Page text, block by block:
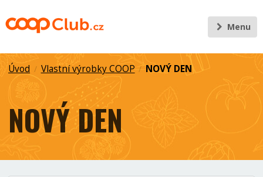
Menu
Úvod / Vlastní výrobky COOP / NOVÝ DEN
NOVÝ DEN